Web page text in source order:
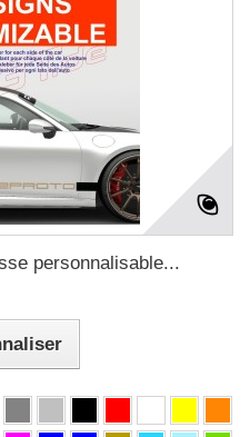
personnalisable...